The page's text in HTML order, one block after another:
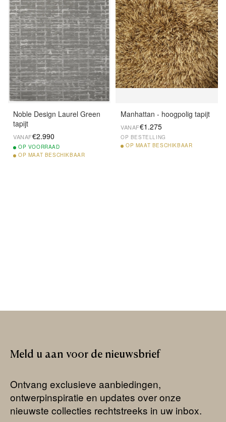
Noble Design Laurel Green
tapijt
VANAF€2.990
OP VOORRAAD
OP MAAT BESCHIKBAAR
Manhattan - hoogpolig tapijt
VANAF€1.275
OP BESTELLING
OP MAAT BESCHIKBAAR
Meld u aan voor de nieuwsbrief
Ontvang exclusieve aanbiedingen,
ontwerpinspiratie en updates over onze
nieuwste collecties rechtstreeks in uw inbox.